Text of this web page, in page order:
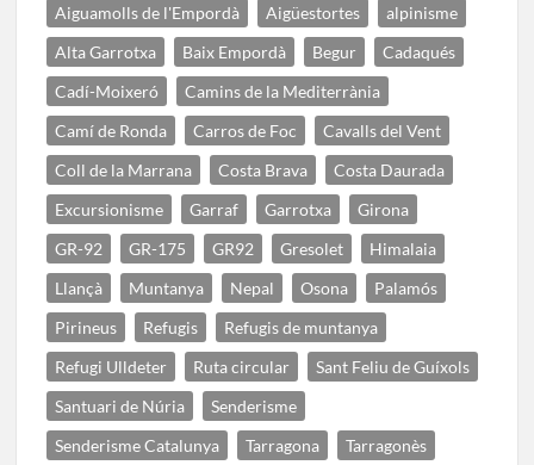
Aiguamolls de l'Empordà Aigüestortes
alpinisme
Alta Garrotxa
Baix Empordà Begur
Cadaqués
Cadí-Moixeró
Camins de la Mediterrània
Camí de Ronda
Carros de Foc
Cavalls del Vent
Coll de la Marrana
Costa Brava
Costa Daurada
Excursionisme
Garraf Garrotxa
Girona
GR-92
GR-175 GR92 Gresolet
Himalaia
Llançà
Muntanya Nepal Osona
Palamós
Pirineus
Refugis
Refugis de muntanya
Refugi Ulldeter
Ruta circular
Sant Feliu de Guíxols
Santuari de Núria
Senderisme
Senderisme Catalunya
Tarragona
Tarragonès